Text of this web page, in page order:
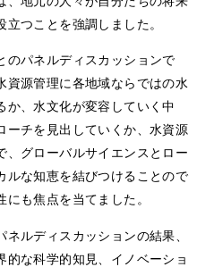
つことを強調しました。
のパネルディスカッションで
資源管理に各地域ならではの水
か、水文化が変容していく中
ーチを見出していくか、水資源
、グローバルサイエンスとロー
ルな知恵を結びつけることので
も焦点を当てました。
ルディスカッションの結果、
な科学的知見、イノベーショ